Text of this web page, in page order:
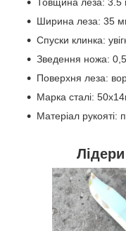
Ширина леза: 35
Спуски клинка:
Зведення ножа:
Поверхня леза:
Марка сталі:
Матеріал рукояті: